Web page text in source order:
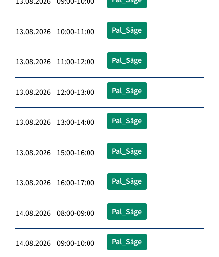
13.08.2026 10:00-11:00 Pal_Säge
13.08.2026 11:00-12:00 Pal_Säge
13.08.2026 12:00-13:00 Pal_Säge
13.08.2026 13:00-14:00 Pal_Säge
13.08.2026 15:00-16:00 Pal_Säge
13.08.2026 16:00-17:00 Pal_Säge
14.08.2026 08:00-09:00 Pal_Säge
14.08.2026 09:00-10:00 Pal_Säge